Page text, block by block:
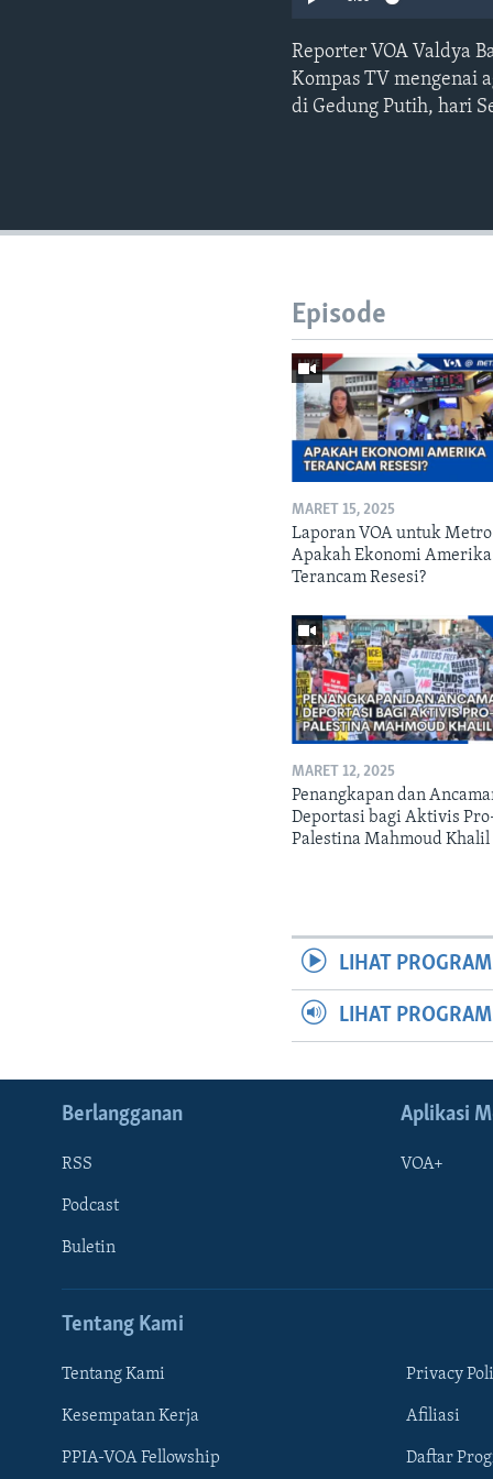
Reporter VOA Valdya
Kompas TV mengenai
di Gedung Putih, hari
Episode
MARET 15, 2025
Laporan VOA untuk Metro
Apakah Ekonomi Amerika
Terancam Resesi?
MARET 12, 2025
Penangkapan dan
Deportasi bagi Aktivis
Palestina Mahmoud Khalil
LIHAT
LIHAT
Berlangganan
RSS
Podcast
Buletin
Aplikasi
VOA+
Tentang Kami
Tentang Kami
Kesempatan Kerja
PPIA-VOA Fellowship
Privacy
Afiliasi
Daftar